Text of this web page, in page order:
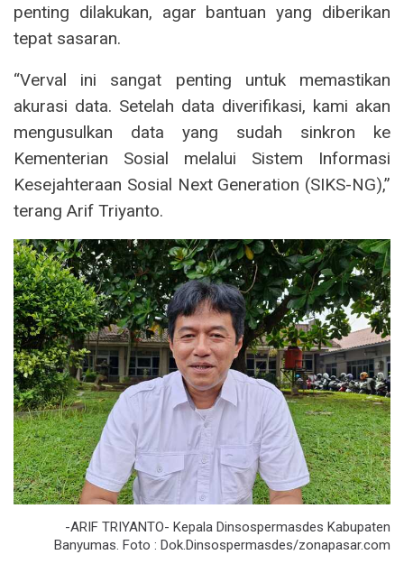
penting dilakukan, agar bantuan yang diberikan
tepat sasaran.
“Verval ini sangat penting untuk memastikan
akurasi data. Setelah data diverifikasi, kami akan
mengusulkan data yang sudah sinkron ke
Kementerian Sosial melalui Sistem Informasi
Kesejahteraan Sosial Next Generation (SIKS-NG),”
terang Arif Triyanto.
-ARIF TRIYANTO- Kepala Dinsospermasdes Kabupaten
Banyumas. Foto : Dok.Dinsospermasdes/zonapasar.com